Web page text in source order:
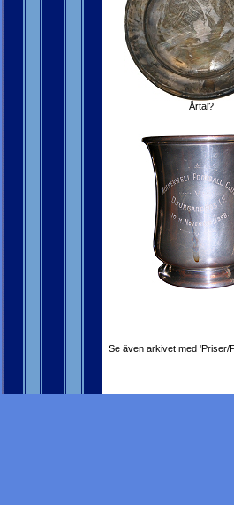
Årtal?
Se även arkivet med